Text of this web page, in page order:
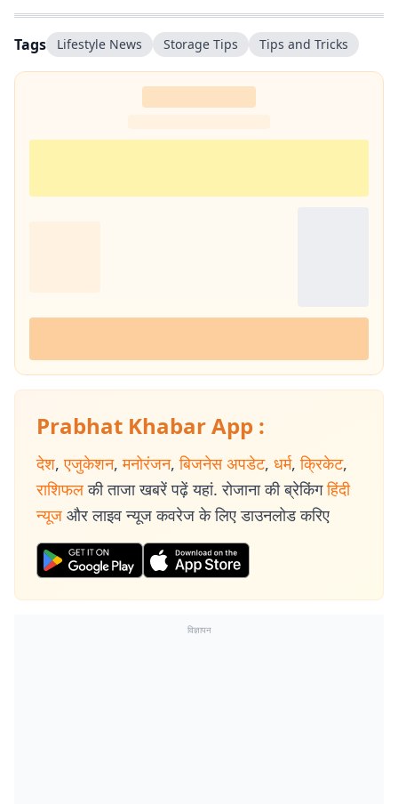
Tags Lifestyle News Storage Tips Tips and Tricks
Prabhat Khabar App :
देश, एजुकेशन, मनोरंजन, बिजनेस अपडेट, धर्म, क्रिकेट,
राशिफल की ताजा खबरें पढ़ें यहां. रोजाना की ब्रेकिंग हिंदी
न्यूज और लाइव न्यूज कवरेज के लिए डाउनलोड करिए
विज्ञापन